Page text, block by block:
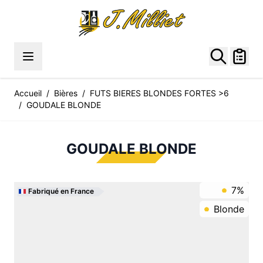
Accueil / Bières / FUTS BIERES BLONDES FORTES >6
/ GOUDALE BLONDE
GOUDALE BLONDE
Fabriqué en France
7%
Blonde